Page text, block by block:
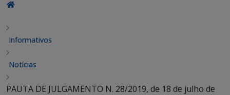
Informativos
Notícias
PAUTA DE JULGAMENTO N. 28/2019, de 18 de julho de